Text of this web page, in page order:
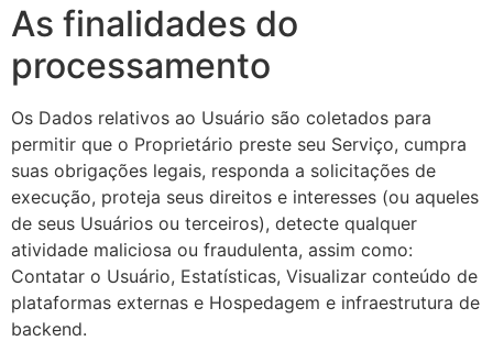
As finalidades do
processamento
Os Dados relativos ao Usuário são coletados para
permitir que o Proprietário preste seu Serviço, cumpra
suas obrigações legais, responda a solicitações de
execução, proteja seus direitos e interesses (ou aqueles
de seus Usuários ou terceiros), detecte qualquer
atividade maliciosa ou fraudulenta, assim como:
Contatar o Usuário, Estatísticas, Visualizar conteúdo de
plataformas externas e Hospedagem e infraestrutura de
backend.